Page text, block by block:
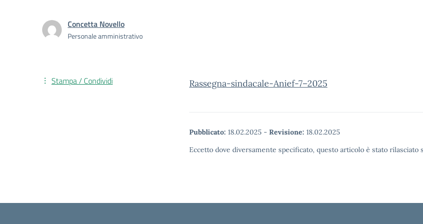
Concetta Novello
Personale amministrativo
Rassegna-sindacale-Anief-7–2025
Pubblicato: 18.02.2025 - Revisione: 18.02.2025
Eccetto dove diversamente specificato, questo articolo è stato
Stampa / Condividi